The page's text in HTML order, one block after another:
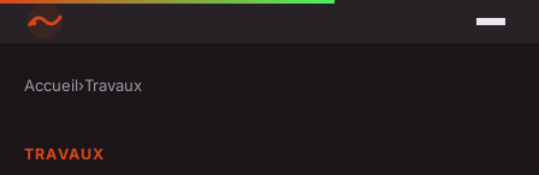
Accueil›Travaux
TRAVAUX